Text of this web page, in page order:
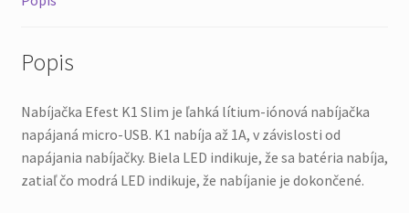
Popis
Nabíjačka Efest K1 Slim je ľahká lítium-iónová nabíjačka
napájaná micro-USB. K1 nabíja až 1A, v závislosti od
napájania nabíjačky. Biela LED indikuje, že sa batéria nabíja,
zatiaľ čo modrá LED indikuje, že nabíjanie je dokončené.